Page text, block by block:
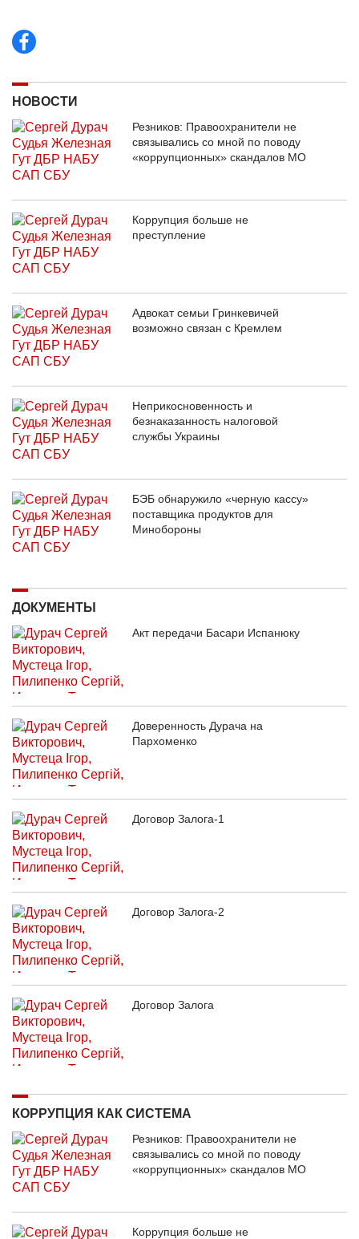
НОВОСТИ
Резников: Правоохранители не
связывались со мной по поводу
«коррупционных» скандалов МО
Коррупция больше не
преступление
Адвокат семьи Гринкевичей
возможно связан с Кремлем
Неприкосновенность и
безнаказанность налоговой
службы Украины
БЭБ обнаружило «черную кассу»
поставщика продуктов для
Минобороны
ДОКУМЕНТЫ
Акт передачи Басари Испанюку
Доверенность Дурача на
Пархоменко
Договор Залога-1
Договор Залога-2
Договор Залога
КОРРУПЦИЯ КАК СИСТЕМА
Резников: Правоохранители не
связывались со мной по поводу
«коррупционных» скандалов МО
Коррупция больше не